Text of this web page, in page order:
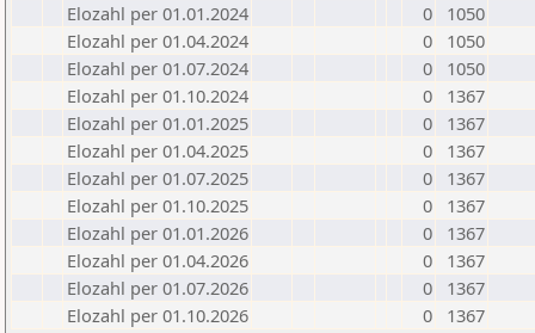
Elozahl per 01.01.2024
0
1050
Elozahl per 01.04.2024
0
1050
Elozahl per 01.07.2024
0
1050
Elozahl per 01.10.2024
0
1367
Elozahl per 01.01.2025
0
1367
Elozahl per 01.04.2025
0
1367
Elozahl per 01.07.2025
0
1367
Elozahl per 01.10.2025
0
1367
Elozahl per 01.01.2026
0
1367
Elozahl per 01.04.2026
0
1367
Elozahl per 01.07.2026
0
1367
Elozahl per 01.10.2026
0 1367